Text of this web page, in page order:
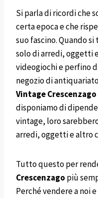
Si parla di ricordi che
certa epoca e che
suo fascino. Quando
solo di arredi, oggetti
videogiochi e perfino
negozio di
VintageCrescenzago
disponiamo di
vintage, loro
arredi, oggetti e altro
Tutto questo per
Crescenzago più
Perché vendere a noi